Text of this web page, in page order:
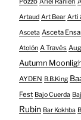
Artaud Art Bear Arti
Asceta Asceta
Atolón A Través
Autumn
AYDEN B.B.King
Fest Bajo Cuerda
Rubin Bar Kokhba